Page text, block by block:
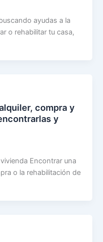
ayudas a la
o rehabilitar tu casa,
compra y
y
Encontrar una
o la rehabilitación de